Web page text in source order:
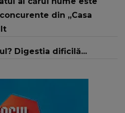
din „Casa
Digestia dificilă...